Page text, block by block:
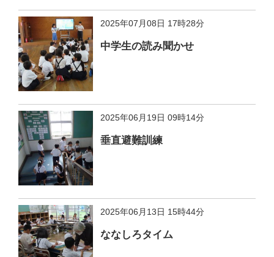
2025年07月08日 17時28分
中学生の読み聞かせ
2025年06月19日 09時14分
垂直避難訓練
2025年06月13日 15時44分
ななしろタイム